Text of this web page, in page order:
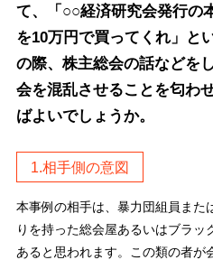
て、「○○経済研究会発行の
を10万円で買ってくれ」と
の際、株主総会の話などを
会を混乱させることを匂わ
ばよいでしょうか。
1.相手側の意図
本事例の相手は、暴力団組員また
りを持った総会屋あるいはブラ
あると思われます。この類の者が